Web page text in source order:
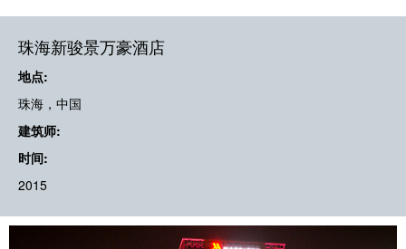
珠海新骏景万豪酒店
地点:
珠海，中国
建筑师:
时间:
2015